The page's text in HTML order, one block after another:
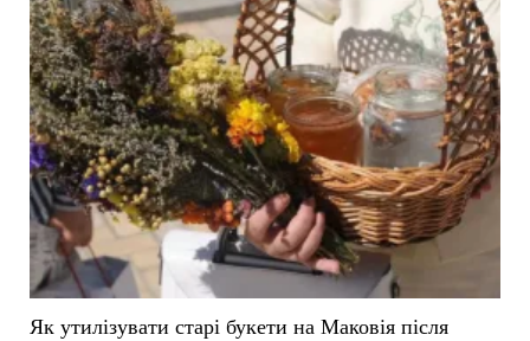
Як утилізувати старі букети на Маковія після